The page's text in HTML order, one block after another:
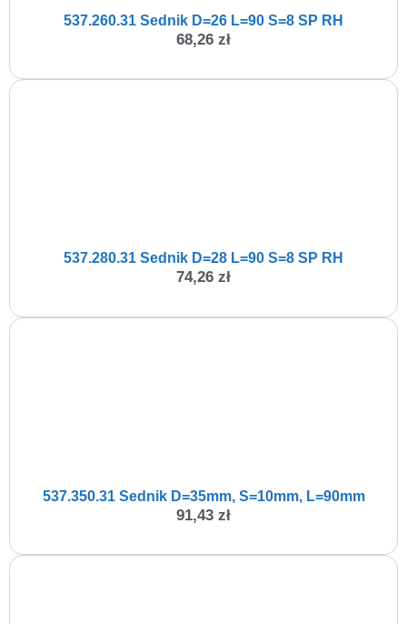
537.260.31 Sednik D=26 L=90 S=8 SP RH
68,26 zł
537.280.31 Sednik D=28 L=90 S=8 SP RH
74,26 zł
537.350.31 Sednik D=35mm, S=10mm, L=90mm
91,43 zł